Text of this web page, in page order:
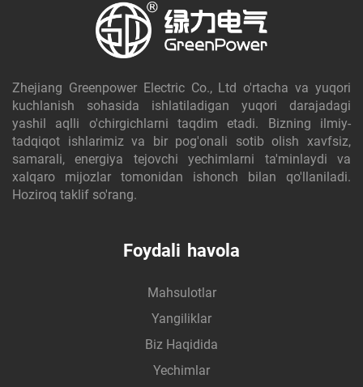
Zhejiang Greenpower Electric Co., Ltd o'rtacha va yuqori
kuchlanish sohasida ishlatiladigan yuqori darajadagi
yashil aqlli o'chirgichlarni taqdim etadi. Bizning ilmiy-
tadqiqot ishlarimiz va bir pog'onali sotib olish xavfsiz,
samarali, energiya tejovchi yechimlarni ta'minlaydi va
xalqaro mijozlar tomonidan ishonch bilan qo'llaniladi.
Hoziroq taklif so'rang.
Foydali havola
Mahsulotlar
Yangiliklar
Biz Haqidida
Yechimlar